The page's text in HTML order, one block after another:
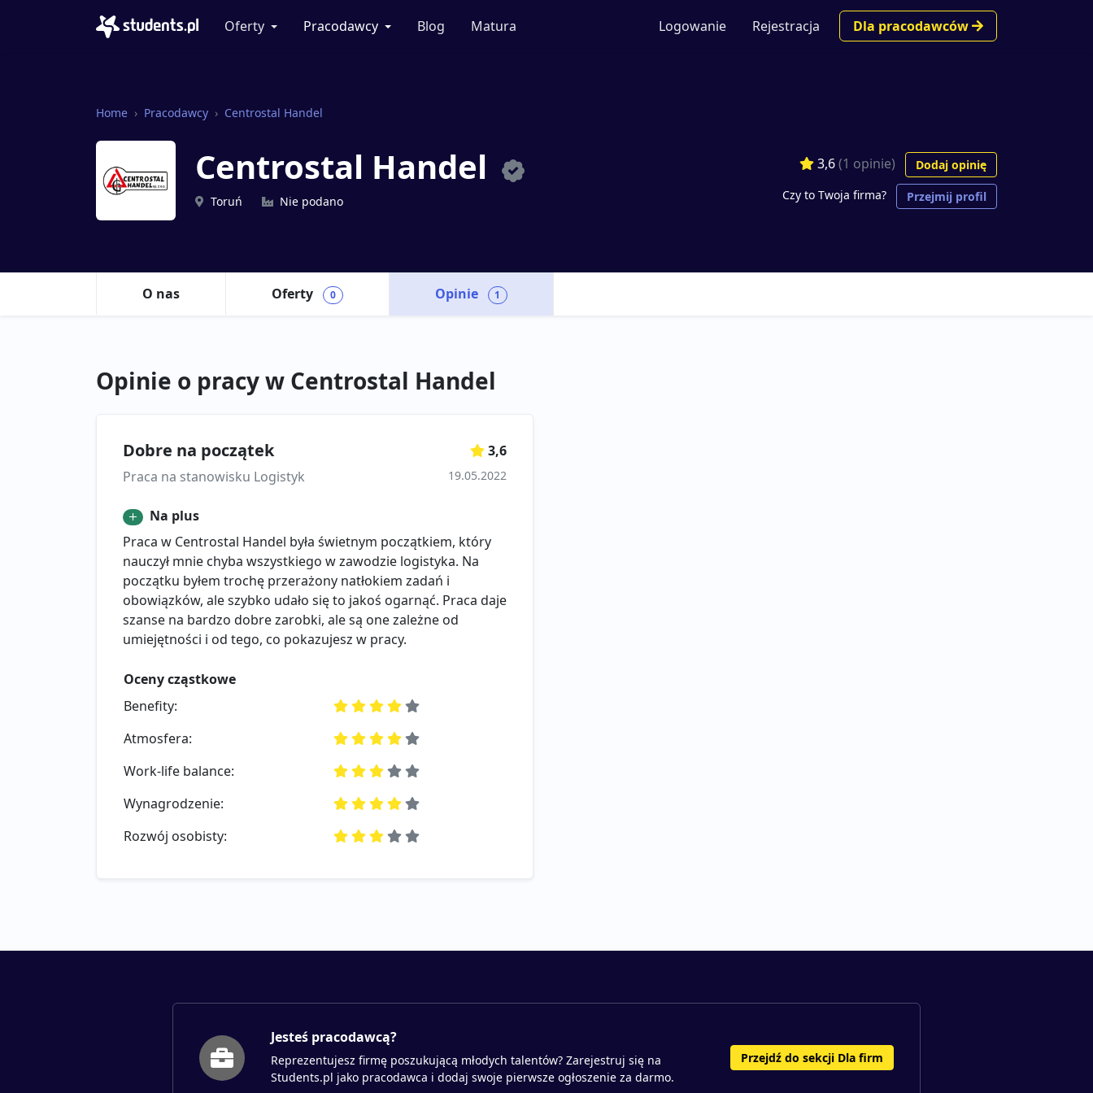
Oferty Pracodawcy Blog Matura Logowanie Rejestracja Dla pracodawców
Home Pracodawcy Centrostal Handel
Centrostal Handel
Toruń Nie podano
3,6(1 opinie)
Dodaj opinię
Czy to Twoja firma?
Przejmij profil
O nas Oferty 0 Opinie 1
Opinie o pracy w Centrostal Handel
Dobre na początek
Praca na stanowisku Logistyk
3,6
19.05.2022
Na plus
Praca w Centrostal Handel była świetnym początkiem, który
nauczył mnie chyba wszystkiego w zawodzie logistyka. Na
początku byłem trochę przerażony natłokiem zadań i
obowiązków, ale szybko udało się to jakoś ogarnąć. Praca daje
szanse na bardzo dobre zarobki, ale są one zależne od
umiejętności i od tego, co pokazujesz w pracy.
Oceny cząstkowe
Benefity:
Atmosfera:
Work-life balance:
Wynagrodzenie:
Rozwój osobisty:
Jesteś pracodawcą?
Reprezentujesz firmę poszukującą młodych talentów? Zarejestruj się na
Students.pl jako pracodawca i dodaj swoje pierwsze ogłoszenie za darmo.
Przejdź do sekcji Dla firm